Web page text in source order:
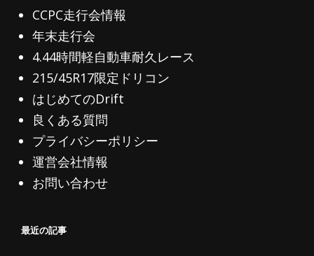
CCPC走行会情報
年末走行会
4.44時間軽自動車耐久レース
215/45R17限定ドリコン
はじめてのDrift
良くある質問
プライバシーポリシー
運営会社情報
お問い合わせ
最近の記事